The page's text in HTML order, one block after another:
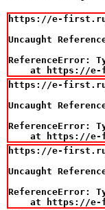
https://e-first.ru/
Uncaught
ReferenceError:
at https://
https://e-first.ru/
Uncaught
ReferenceError:
at https://
https://e-first.ru/
Uncaught
ReferenceError:
at https://